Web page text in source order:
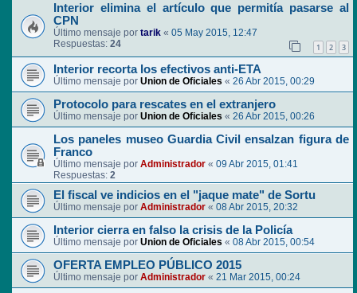
Interior elimina el artículo que permitía pasarse al
CPN
Último mensaje por tarik « 05 May 2015, 12:47
Respuestas: 24 1 2 3
Interior recorta los efectivos anti-ETA
Último mensaje por Union de Oficiales « 26 Abr 2015, 00:29
Protocolo para rescates en el extranjero
Último mensaje por Union de Oficiales « 26 Abr 2015, 00:26
Los paneles museo Guardia Civil ensalzan figura de
Franco
Último mensaje por Administrador « 09 Abr 2015, 01:41
Respuestas: 2
El fiscal ve indicios en el "jaque mate" de Sortu
Último mensaje por Administrador « 08 Abr 2015, 20:32
Interior cierra en falso la crisis de la Policía
Último mensaje por Union de Oficiales « 08 Abr 2015, 00:54
OFERTA EMPLEO PÚBLICO 2015
Último mensaje por Administrador « 21 Mar 2015, 00:24